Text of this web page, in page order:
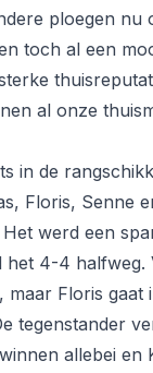
ploegen nu
toch al een
al onze
in de
Floris, Senne
werd een
4-4 halfweg.
Floris gaat
tegenstander
allebei en